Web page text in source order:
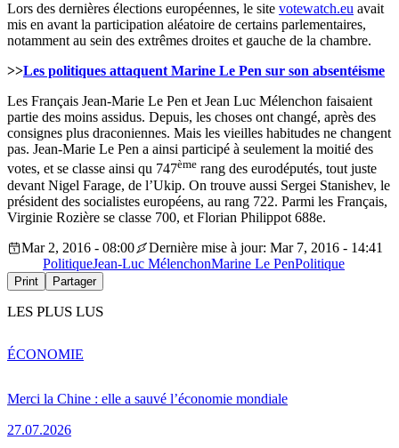
Lors des dernières élections européennes, le site votewatch.eu avait
mis en avant la participation aléatoire de certains parlementaires,
notamment au sein des extrêmes droites et gauche de la chambre.
>>Les politiques attaquent Marine Le Pen sur son absentéisme
Les Français Jean-Marie Le Pen et Jean Luc Mélenchon faisaient
partie des moins assidus. Depuis, les choses ont changé, après des
consignes plus draconiennes. Mais les vieilles habitudes ne changent
pas. Jean-Marie Le Pen a ainsi participé à seulement la moitié des
votes, et se classe ainsi qu 747ème rang des eurodéputés, tout juste
devant Nigel Farage, de l’Ukip. On trouve aussi Sergei Stanishev, le
président des socialistes européens, au rang 722. Parmi les Français,
Virginie Rozière se classe 700, et Florian Philippot 688e.
Mar 2, 2016 - 08:00
Dernière mise à jour: Mar 7, 2016 - 14:41
PolitiqueJean-Luc MélenchonMarine Le PenPolitique
Print Partager
LES PLUS LUS
Merci la Chine : elle a sauvé l’économie mondiale
27.07.2026
ÉCONOMIE